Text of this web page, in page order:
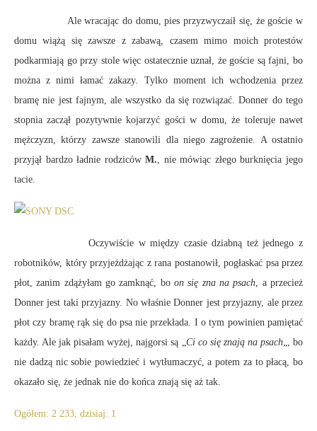
Ale wracając do domu, pies przyzwyczaił się, że goście w
domu wiążą się zawsze z zabawą, czasem mimo moich protestów
podkarmiają go przy stole więc ostatecznie uznał, że goście są fajni, bo
można z nimi łamać zakazy. Tylko moment ich wchodzenia przez
bramę nie jest fajnym, ale wszystko da się rozwiązać. Donner do tego
stopnia zaczął pozytywnie kojarzyć gości w domu, że toleruje nawet
mężczyzn, którzy zawsze stanowili dla niego zagrożenie. A ostatnio
przyjął bardzo ładnie rodzicówM., nie mówiąc złego burknięcia jego
tacie.
Oczywiście w między czasie dziabną też jednego z
robotników, który przyjeżdżając z rana postanowił, pogłaskać psa przez
płot, zanim zdążyłam go zamknąć, bo on się zna na psach, a przecież
Donner jest taki przyjazny. No właśnie Donner jest przyjazny, ale przez
płot czy bramę rąk się do psa nie przekłada. I o tym powinien pamiętać
każdy. Ale jak pisałam wyżej, najgorsi są „Ci co się znają na psach„, bo
nie dadzą nic sobie powiedzieć i wytłumaczyć, a potem za to płacą, bo
okazało się, że jednak nie do końca znają się aż tak.
Ogółem: 2 233, dzisiaj: 1